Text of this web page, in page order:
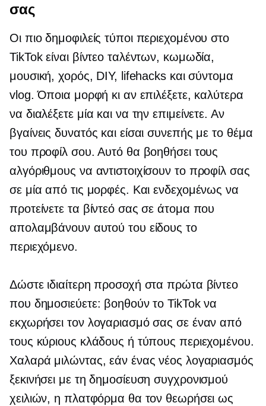
σας
Οι πιο δημοφιλείς τύποι περιεχομένου στο
TikTok είναι βίντεο ταλέντων, κωμωδία,
μουσική, χορός, DIY, lifehacks και σύντομα
vlog. Όποια μορφή κι αν επιλέξετε, καλύτερα
να διαλέξετε μία και να την επιμείνετε. Αν
βγαίνεις δυνατός και είσαι συνεπής με το θέμα
του προφίλ σου. Αυτό θα βοηθήσει τους
αλγόριθμους να αντιστοιχίσουν το προφίλ σας
σε μία από τις μορφές. Και ενδεχομένως να
προτείνετε τα βίντεό σας σε άτομα που
απολαμβάνουν αυτού του είδους το
περιεχόμενο.
Δώστε ιδιαίτερη προσοχή στα πρώτα βίντεο
που δημοσιεύετε: βοηθούν το TikTok να
εκχωρήσει τον λογαριασμό σας σε έναν από
τους κύριους κλάδους ή τύπους περιεχομένου.
Χαλαρά μιλώντας, εάν ένας νέος λογαριασμός
ξεκινήσει με τη δημοσίευση συγχρονισμού
χειλιών, η πλατφόρμα θα τον θεωρήσει ως